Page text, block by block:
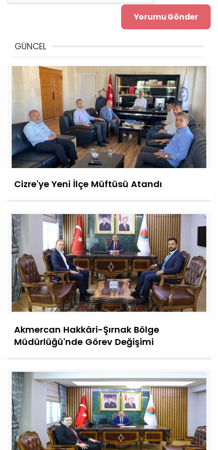
GÜNCEL
Cizre'ye Yeni İlçe Müftüsü Atandı
Akmercan Hakkâri-Şırnak Bölge
Müdürlüğü'nde Görev Değişimi